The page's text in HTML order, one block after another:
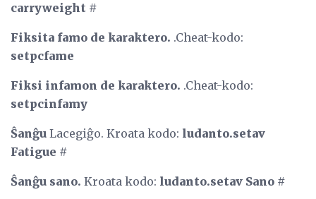
carryweight #
Fiksita famo de karaktero. .Cheat-kodo:
setpcfame
Fiksi infamon de karaktero. .Cheat-kodo:
setpcinfamy
Ŝanĝu Lacegiĝo. Kroata kodo: ludanto.setav
Fatigue #
Ŝanĝu sano. Kroata kodo: ludanto.setav Sano #